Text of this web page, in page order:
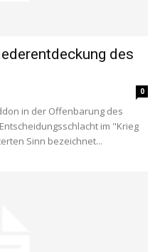
des
0
in der Offenbarung des
im "Krieg
Sinn bezeichnet...